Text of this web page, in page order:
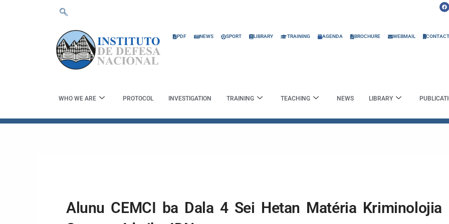
F
a
c
k
PDF NEWS SPORT LIBRARY TRAINING AGENDA BROCHURE WEBMAIL
WHO WE ARE PROTOCOL INVESTIGATION TRAINING TEACHING NEWS LIBRARY
Alunu CEMCI ba Dala 4 Sei Hetan Matéria Kriminolojia